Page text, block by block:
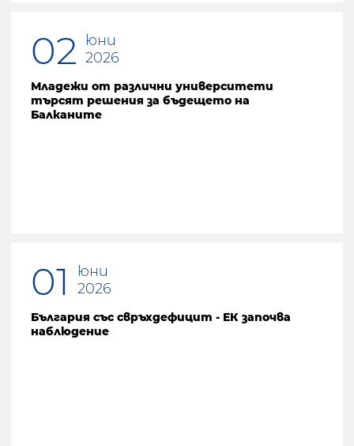
02
юни
2026
Младежи от различни университети
търсят решения за бъдещето на
Балканите
01
юни
2026
България със свръхдефицит - ЕК започва
наблюдение